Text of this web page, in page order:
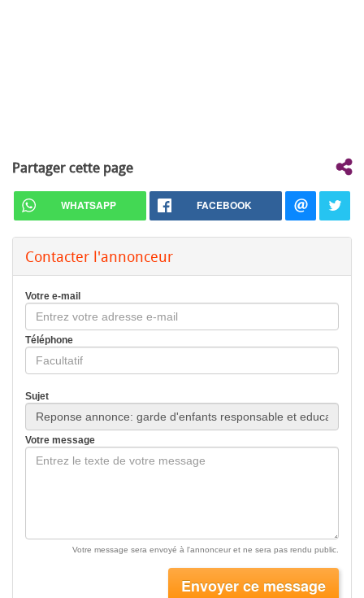
Partager cette page
WHATSAPP FACEBOOK
Contacter l'annonceur
Votre e-mail
Téléphone
Sujet
Votre message
Votre message sera envoyé à l'annonceur et ne sera pas rendu public.
Envoyer ce message